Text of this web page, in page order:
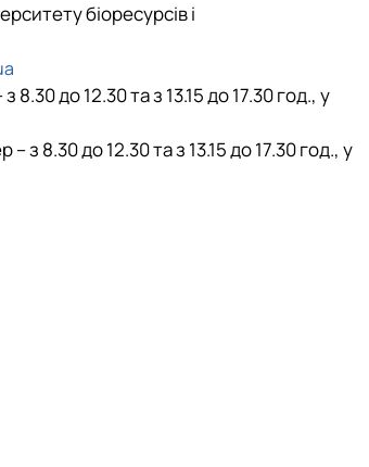
біоресурсів і
до 12.30 та з 13.15 до 17.30 год., у
з 8.30 до 12.30 та з 13.15 до 17.30 год., у